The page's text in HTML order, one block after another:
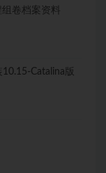
卷档案资料
Catalina版